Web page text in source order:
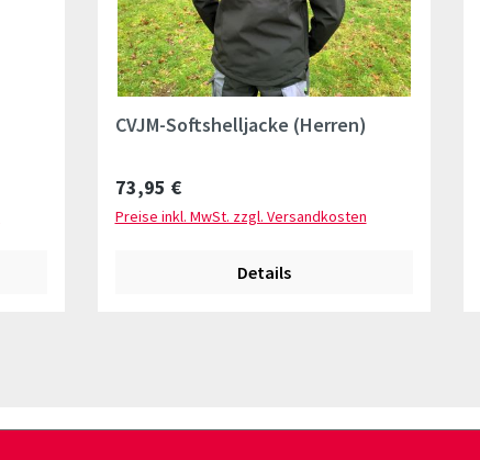
CVJM-Softshelljacke (Herren)
Regulärer Preis:
73,95 €
Preise inkl. MwSt. zzgl. Versandkosten
Details